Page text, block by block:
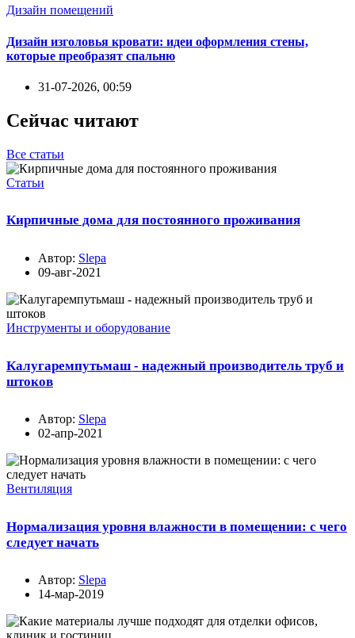
Дизайн помещений
Дизайн изголовья кровати: идеи оформления стены,
которые преобразят спальню
31-07-2026, 00:59
Сейчас читают
Все статьи
Статьи
Кирпичные дома для постоянного проживания
Автор: Slepa
09-авг-2021
Инструменты и оборудование
Калугаремпутьмаш - надежный производитель труб и
штоков
Автор: Slepa
02-апр-2021
Вентиляция
Нормализация уровня влажности в помещении: с чего
следует начать
Автор: Slepa
14-мар-2019